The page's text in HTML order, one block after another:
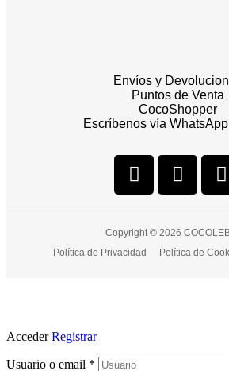
Envíos y
Puntos de Venta
CocoShopper
Escríbenos vía WhatsApp
Copyright © 2026
Política de Privacidad
Política de
Acceder Registrar
Usuario o email *